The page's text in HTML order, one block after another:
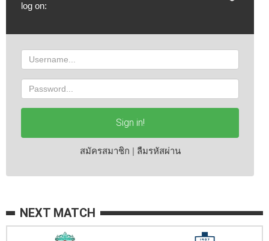
log on:
Username
Password
Sign in!
สมัครสมาชิก | ลืมรหัสผ่าน
NEXT MATCH